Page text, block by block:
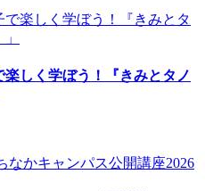
しく学ぼう！『きみとタノ